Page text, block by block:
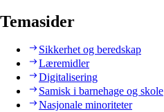
Temasider
Sikkerhet og beredskap
Læremidler
Digitalisering
Samisk i barnehage og skole
Nasjonale minoriteter